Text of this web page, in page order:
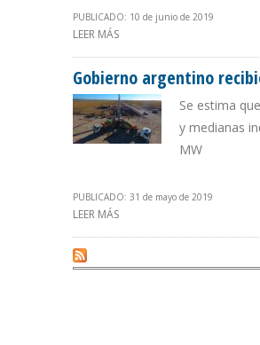
PUBLICADO: 10 de junio de 2019
LEER MÁS
Gobierno argentino
Se estima
y medianas
MW
PUBLICADO: 31 de mayo de 2019
LEER MÁS